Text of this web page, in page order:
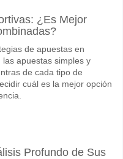
¿Es Mejor
de apuestas en
apuestas simples y
de cada tipo de
cuál es la mejor opción
Profundo de Sus